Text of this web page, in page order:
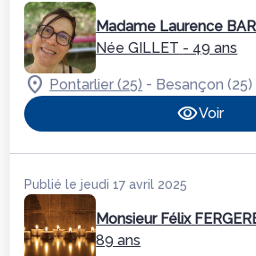
Madame Laurence
Née GILLET - 49 ans
Pontarlier (25) - Besançon (25)
Voir
Publié le jeudi 17 avril 2025
Monsieur Félix
89 ans